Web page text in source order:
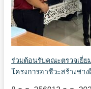
ร่วมต้อนรับคณะตรวจเยี่ย
โครงการอาชีวะสร้างช่า